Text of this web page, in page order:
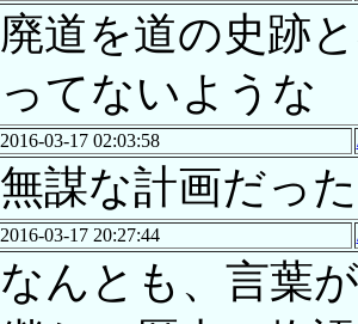
廃道を道の史跡
ってないような
2016-03-17 02:03:58
無謀な計画だっ
2016-03-17 20:27:44
なんとも、言葉